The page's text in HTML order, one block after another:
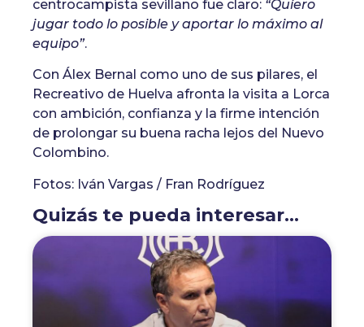
centrocampista sevillano fue claro: “Quiero
jugar todo lo posible y aportar lo máximo al
equipo”.
Con Álex Bernal como uno de sus pilares, el
Recreativo de Huelva afronta la visita a Lorca
con ambición, confianza y la firme intención
de prolongar su buena racha lejos del Nuevo
Colombino.
Fotos: Iván Vargas / Fran Rodríguez
Quizás te pueda interesar...